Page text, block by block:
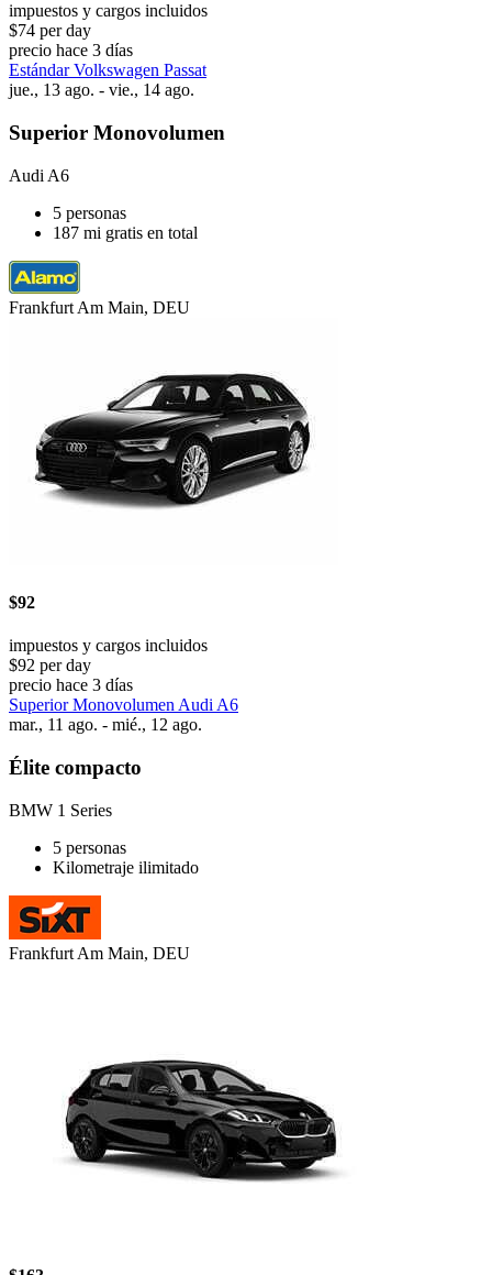
impuestos y cargos incluidos
$74 per day
precio hace 3 días
Estándar Volkswagen Passat
jue., 13 ago. - vie., 14 ago.
Superior Monovolumen
Audi A6
5 personas
187 mi gratis en total
Frankfurt Am Main, DEU
$92
impuestos y cargos incluidos
$92 per day
precio hace 3 días
Superior Monovolumen Audi A6
mar., 11 ago. - mié., 12 ago.
Élite compacto
BMW 1 Series
5 personas
Kilometraje ilimitado
Frankfurt Am Main, DEU